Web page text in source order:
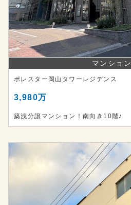
マンション
ポレスター岡山タワーレジデンス
3,980万
築浅分譲マンション！南向き10階♪